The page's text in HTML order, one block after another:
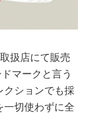
扱店にて販売
マークと言う
クションでも採
一切使わずに全